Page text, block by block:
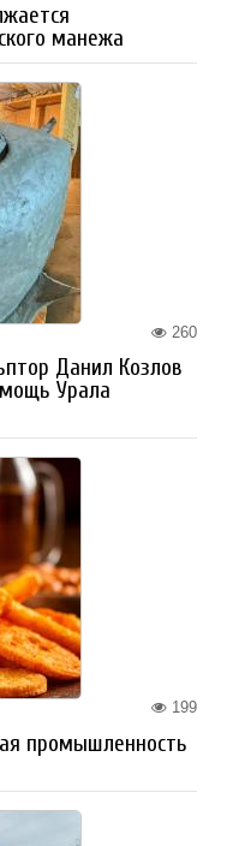
манежа
260
Данил Козлов
Урала
199
промышленность